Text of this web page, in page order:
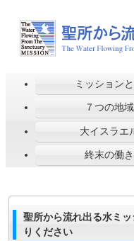
ミッション
７つの地域
大イスラエ
終末の働き
聖所から流れ出る水ミ
りください